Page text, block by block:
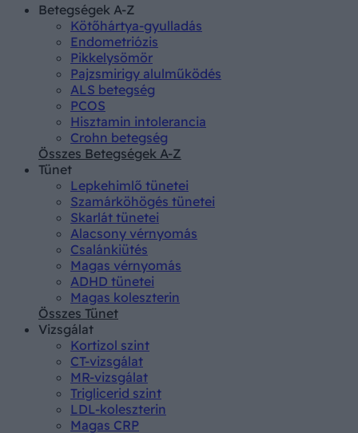
Betegségek A-Z
Kötőhártya-gyulladás
Endometriózis
Pikkelysömör
Pajzsmirigy alulműködés
ALS betegség
PCOS
Hisztamin intolerancia
Crohn betegség
Összes Betegségek A-Z
Tünet
Lepkehimlő tünetei
Szamárköhögés tünetei
Skarlát tünetei
Alacsony vérnyomás
Csalánkiütés
Magas vérnyomás
ADHD tünetei
Magas koleszterin
Összes Tünet
Vizsgálat
Kortizol szint
CT-vizsgálat
MR-vizsgálat
Triglicerid szint
LDL-koleszterin
Magas CRP